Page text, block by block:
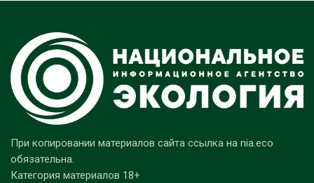
При копировании материалов сайта ссылка на nia.eco
обязательна.
Категория материалов 18+